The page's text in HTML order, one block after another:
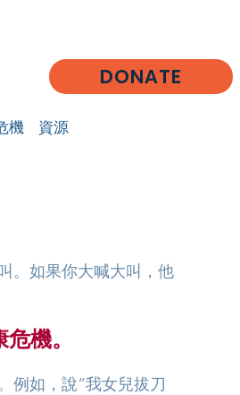
DONATE
機 資源
。如果你大喊大叫，他
機。
例如，說“我女兒拔刀